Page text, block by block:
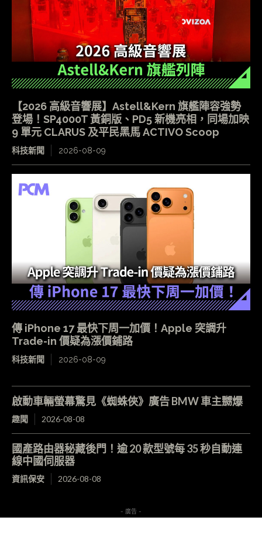
【2026 高級音響展】Astell&Kern 旗艦陣容強勢
登場！SP4000T 黃銅版、PD5 新機亮相，同場加映
9 單元 CLARUS 及平民黑馬 ACTIVO Scoop
科技新聞 2026-08-09
傳 iPhone 17 最快下周一加價！Apple 突調升
Trade-in 價疑為漲價鋪路
科技新聞 2026-08-09
啟動車輛螢幕驚見《蜘蛛俠》廣告 BMW 車主嬲爆
趣聞 2026-08-08
國產路由器秘藏後門！逾 20 款型號每 35 秒自動連
線中國伺服器
資訊保安 2026-08-08
- 廣告 -